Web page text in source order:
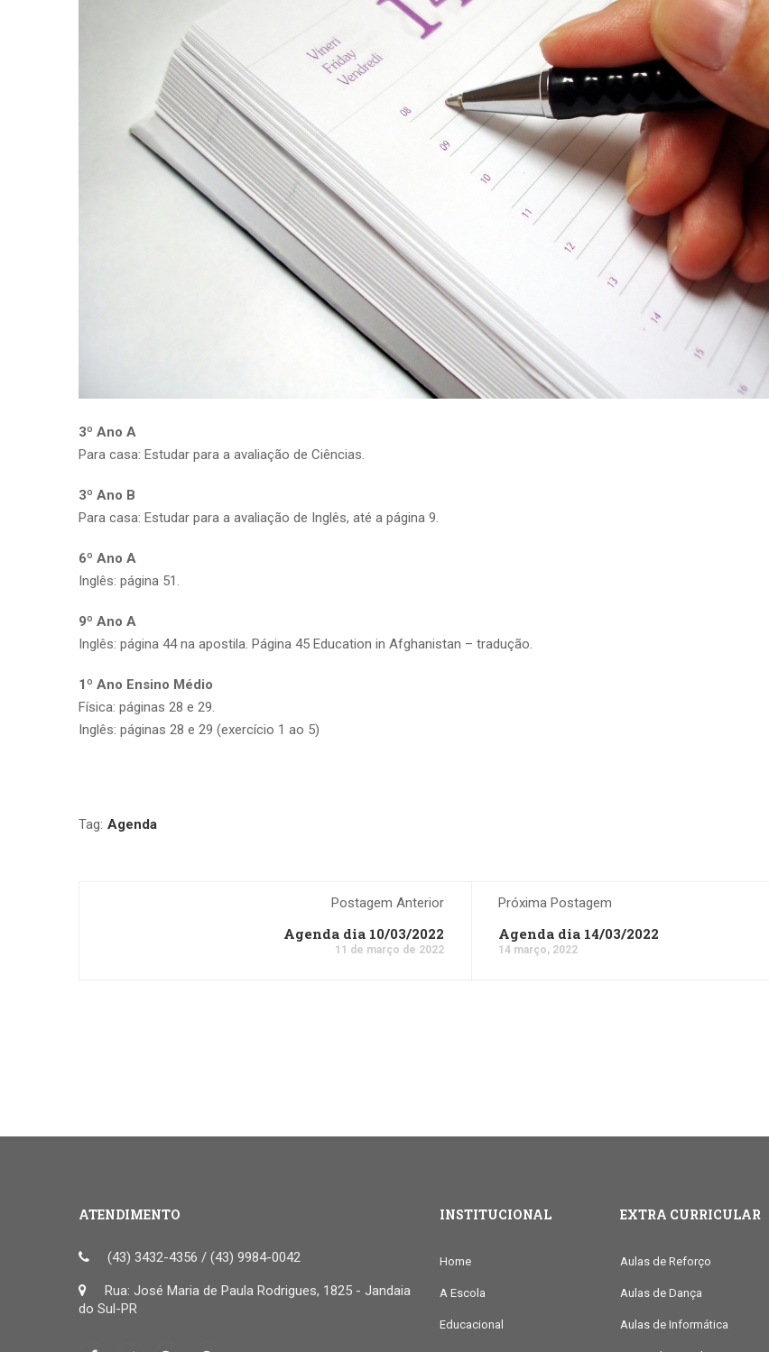
3º Ano A
Para casa: Estudar para a avaliação de Ciências.
3º Ano B
Para casa: Estudar para a avaliação de Inglês, até a página 9.
6º Ano A
Inglês: página 51.
9º Ano A
Inglês: página 44 na apostila. Página 45 Education in Afghanistan – tradução.
1º Ano Ensino Médio
Física: páginas 28 e 29.
Inglês: páginas 28 e 29 (exercício 1 ao 5)
Tag: Agenda
Postagem Anterior
Agenda dia 10/03/2022
11 de março de 2022
Próxima Postagem
Agenda dia 14/03/2022
14 março, 2022
ATENDIMENTO
(43) 3432-4356 / (43) 9984-0042
Rua: José Maria de Paula Rodrigues, 1825 - Jandaia
do Sul-PR
INSTITUCIONAL
Home
A Escola
Educacional
EXTRA CURRICULAR
Aulas de Reforço
Aulas de Dança
Aulas de Informática